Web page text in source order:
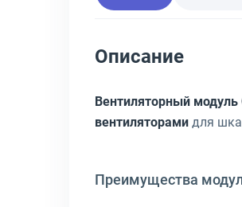
Описание
Вентиляторный модуль
вентиляторами для
Преимущества